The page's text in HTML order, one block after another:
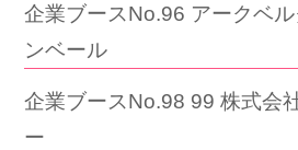
企業ブースNo.96 アークベ
ンベール
企業ブースNo.98 99 株式会
ー